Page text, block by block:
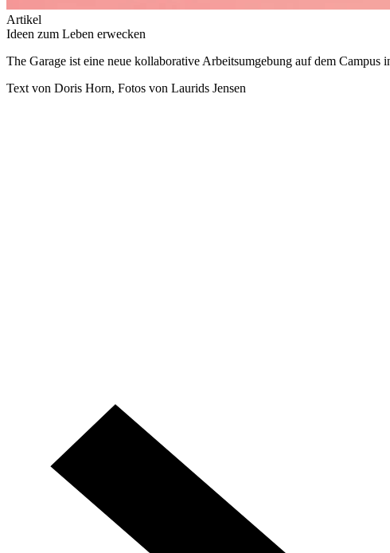
Artikel
Ideen zum Leben erwecken
The Garage ist eine neue kollaborative Arbeitsumgebung auf dem
Text von Doris Horn, Fotos von Laurids Jensen